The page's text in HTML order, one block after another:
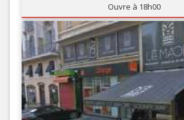
Ouvre à 18h00